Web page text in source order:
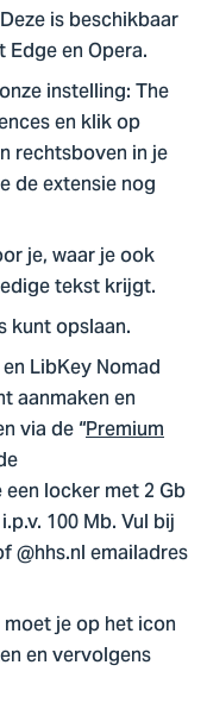
is beschikbaar
en Opera.
instelling: The
en klik op
rechtsboven in je
de extensie nog
je, waar je ook
tekst krijgt.
kunt opslaan.
LibKey Nomad
aanmaken en
via de “Premium
locker met 2 Gb
100 Mb. Vul bij
@hhs.nl emailadres
je op het icon
en vervolgens